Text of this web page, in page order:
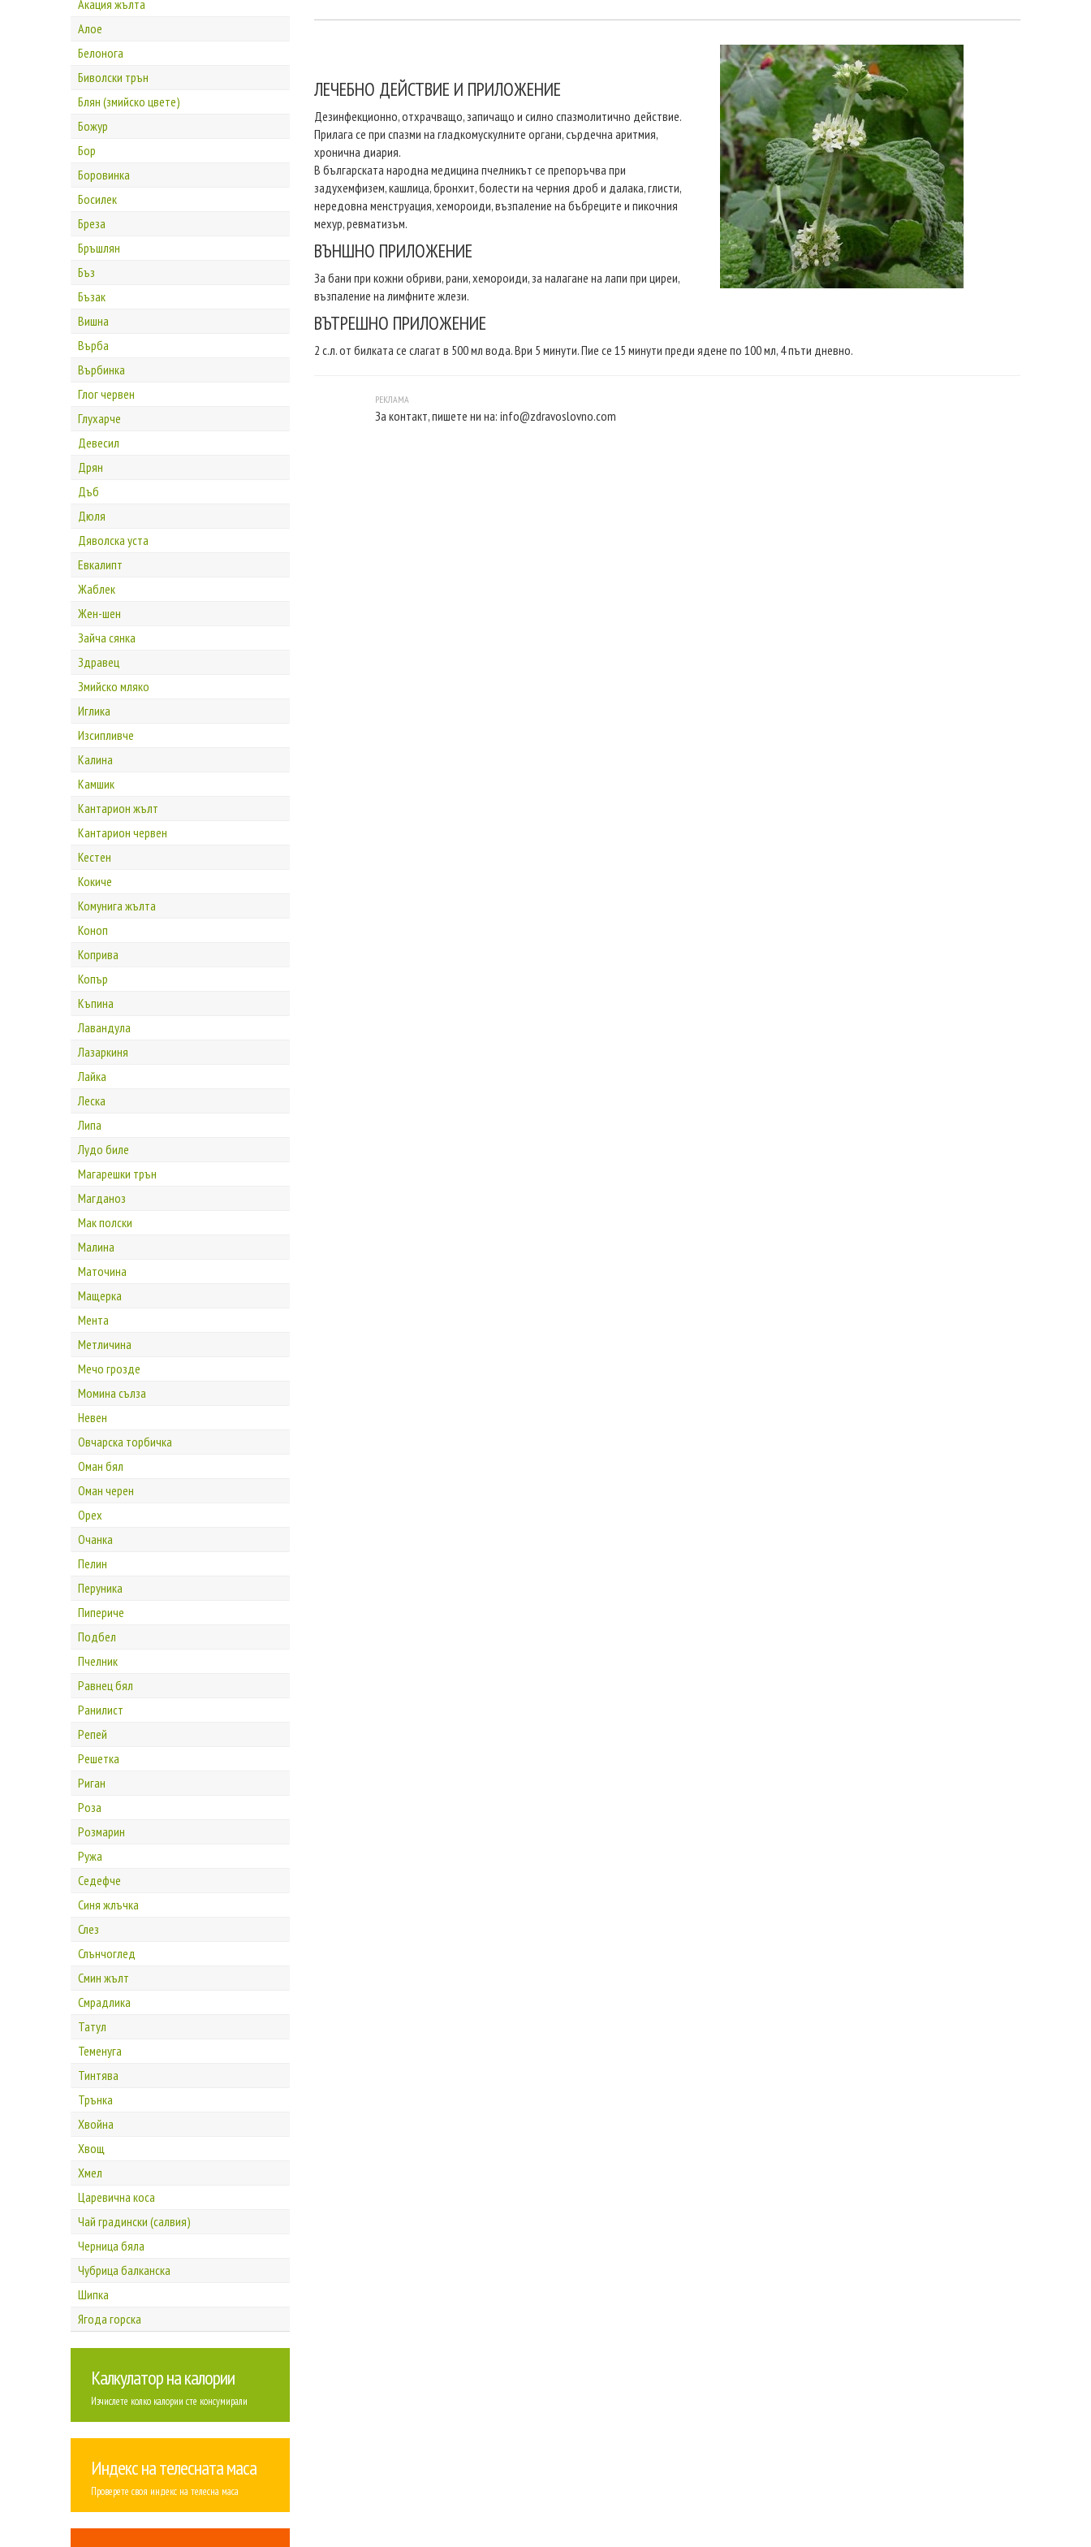
Акация жълта
Алое
Белонога
Биволски трън
Блян (змийско цвете)
Божур
Бор
Боровинка
Босилек
Бреза
Бръшлян
Бъз
Бъзак
Вишна
Върба
Върбинка
Глог червен
Глухарче
Девесил
Дрян
Дъб
Дюля
Дяволска уста
Евкалипт
Жаблек
Жен-шен
Зайча сянка
Здравец
Змийско мляко
Иглика
Изсипливче
Калина
Камшик
Кантарион жълт
Кантарион червен
Кестен
Кокиче
Комунига жълта
Коноп
Коприва
Копър
Къпина
Лавандула
Лазаркиня
Лайка
Леска
Липа
Лудо биле
Магарешки трън
Магданоз
Мак полски
Малина
Маточина
Мащерка
Мента
Метличина
Мечо грозде
Момина сълза
Невен
Овчарска торбичка
Оман бял
Оман черен
Орех
Очанка
Пелин
Перуника
Пипериче
Подбел
Пчелник
Равнец бял
Ранилист
Репей
Решетка
Риган
Роза
Розмарин
Ружа
Седефче
Синя жлъчка
Слез
Слънчоглед
Смин жълт
Смрадлика
Татул
Теменуга
Тинтява
Трънка
Хвойна
Хвощ
Хмел
Царевична коса
Чай градински (салвия)
Черница бяла
Чубрица балканска
Шипка
Ягода горска
Калкулатор на калории
Изчислете колко калории сте консумирали
Индекс на телесната маса
Проверете своя индекс на телесна маса
ЛЕЧЕБНО ДЕЙСТВИЕ И ПРИЛОЖЕНИЕ
Дезинфекционно, отхрачващо, запичащо и силно спазмолитично действие.
Прилага се при спазми на гладкомускулните органи, сърдечна аритмия,
хронична диария.
В българската народна медицина пчелникът се препоръчва при
задухемфизем, кашлица, бронхит, болести на черния дроб и далака, глисти,
нередовна менструация, хемороиди, възпаление на бъбреците и пикочния
мехур, ревматизъм.
ВЪНШНО ПРИЛОЖЕНИЕ
За бани при кожни обриви, рани, хемороиди, за налагане на лапи при циреи,
възпаление на лимфните жлези.
ВЪТРЕШНО ПРИЛОЖЕНИЕ
2 с.л. от билката се слагат в 500 мл вода. Ври 5 минути. Пие се 15 минути преди ядене по 100 мл, 4 пъти дневно.
За контакт, пишете ни на: info@zdravoslovno.com